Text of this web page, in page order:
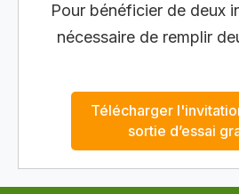
Pour bénéficier de deux
nécessaire de remplir
Télécharger
sortie d’essai